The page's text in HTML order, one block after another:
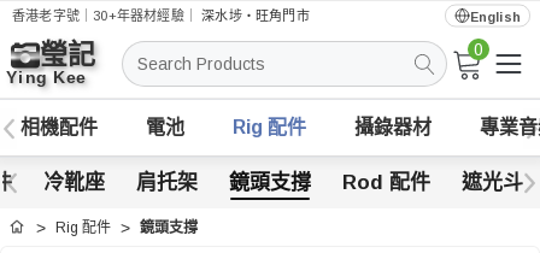
香港老字號｜30+年器材經驗｜深水埗・旺角門市 English
搜
索
0
相機配件 電池 Rig 配件 攝錄器材 專業
冷靴座 肩托架 鏡頭支撐 Rod 配件 遮光斗
首頁 Rig 配件 鏡頭支撐